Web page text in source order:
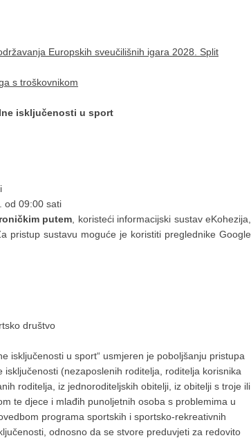
Europskih sveučilišnih igara 2028. Split
s troškovnikom
isključenosti u sport
od 09:00 sati
putem , koristeći informacijski sustav eKohezija,
pristup sustavu moguće je koristiti preglednike Google
društvo
isključenosti u sport“ usmjeren je poboljšanju pristupa
(nezaposlenih roditelja, roditelja korisnika
roditelja, iz jednoroditeljskih obitelji, iz obitelji s troje ili
te djece i mlađih punoljetnih osoba s problemima u
programa sportskih i sportsko-rekreativnih
odnosno da se stvore preduvjeti za redovito